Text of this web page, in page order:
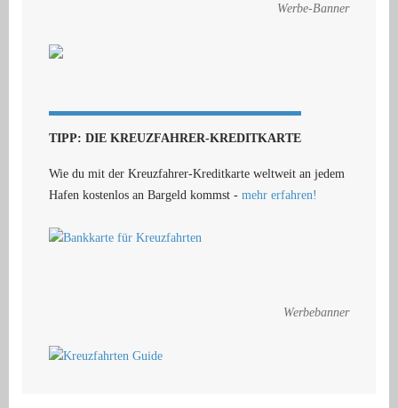
Werbe-Banner
TIPP: DIE KREUZFAHRER-KREDITKARTE
Wie du mit der Kreuzfahrer-Kreditkarte weltweit an jedem
Hafen kostenlos an Bargeld kommst - mehr erfahren!
Werbebanner